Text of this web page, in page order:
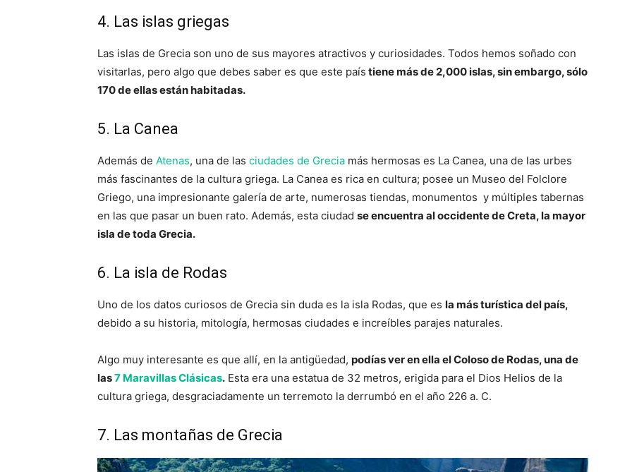
4. Las islas griegas
Las islas de Grecia son uno de sus mayores atractivos y curiosidades. Todos hemos soñado con
visitarlas, pero algo que debes saber es que este país tiene más de 2,000 islas, sin embargo, sólo
170 de ellas están habitadas.
5. La Canea
Además de Atenas, una de las ciudades de Grecia más hermosas es La Canea, una de las urbes
más fascinantes de la cultura griega. La Canea es rica en cultura; posee un Museo del Folclore
Griego, una impresionante galería de arte, numerosas tiendas, monumentos y múltiples tabernas
en las que pasar un buen rato. Además, esta ciudad se encuentra al occidente de Creta, la mayor
isla de toda Grecia.
6. La isla de Rodas
Uno de los datos curiosos de Grecia sin duda es la isla Rodas, que es la más turística del país,
debido a su historia, mitología, hermosas ciudades e increíbles parajes naturales.
Algo muy interesante es que allí, en la antigüedad, podías ver en ella el Coloso de Rodas, una de
las7 Maravillas Clásicas. Esta era una estatua de 32 metros, erigida para el Dios Helios de la
cultura griega, desgraciadamente un terremoto la derrumbó en el año 226 a. C.
7. Las montañas de Grecia